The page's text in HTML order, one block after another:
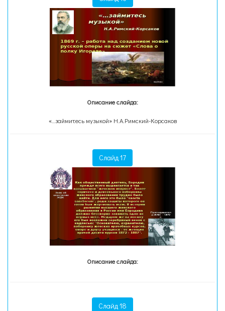
Описание слайда:
«…займитесь музыкой» Н.А.Римский-Корсаков
Слайд 17
Описание слайда:
Слайд 18